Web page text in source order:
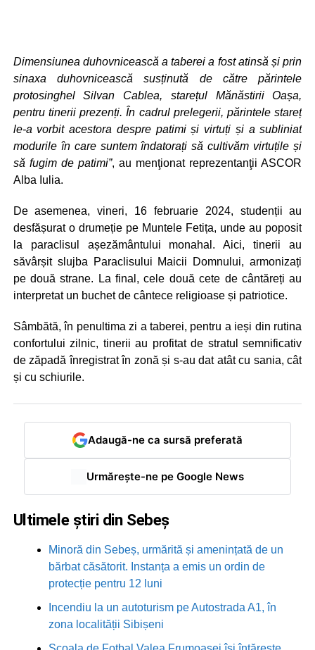
Dimensiunea duhovnicească a taberei a fost atinsă și prin
sinaxa duhovnicească susținută de către părintele
protosinghel Silvan Cablea, starețul Mănăstirii Oașa,
pentru tinerii prezenți. În cadrul prelegerii, părintele stareț
le-a vorbit acestora despre patimi și virtuți și a subliniat
modurile în care suntem îndatorați să cultivăm virtuțile și
să fugim de patimi”, au menţionat reprezentanţii ASCOR
Alba Iulia.
De asemenea, vineri, 16 februarie 2024, studenții au
desfășurat o drumeție pe Muntele Fetița, unde au poposit
la paraclisul așezământului monahal. Aici, tinerii au
săvârșit slujba Paraclisului Maicii Domnului, armonizați
pe două strane. La final, cele două cete de cântăreți au
interpretat un buchet de cântece religioase și patriotice.
Sâmbătă, în penultima zi a taberei, pentru a ieși din rutina
confortului zilnic, tinerii au profitat de stratul semnificativ
de zăpadă înregistrat în zonă și s-au dat atât cu sania, cât
și cu schiurile.
Adaugă-ne ca sursă preferată
Urmărește-ne pe Google News
Ultimele știri din Sebeș
Minoră din Sebeș, urmărită și amenințată de un
bărbat căsătorit. Instanța a emis un ordin de
protecție pentru 12 luni
Incendiu la un autoturism pe Autostrada A1, în
zona localității Sibișeni